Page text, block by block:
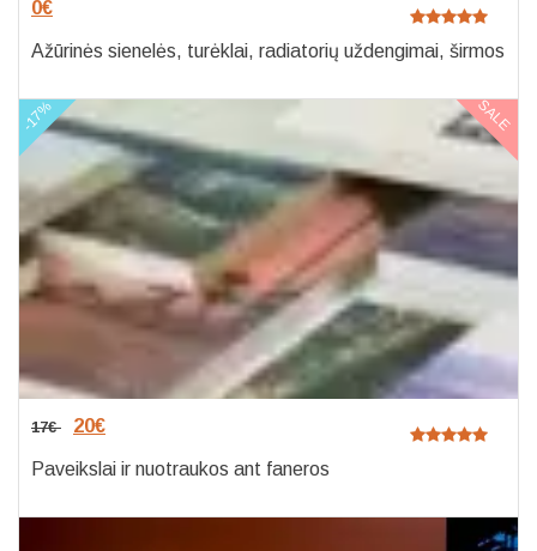
0€
Ažūrinės sienelės, turėklai, radiatorių uždengimai, širmos
-17% SALE
17€ 20€
Paveikslai ir nuotraukos ant faneros